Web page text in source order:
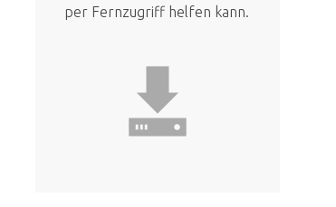
per Fernzugriff helfen kann.